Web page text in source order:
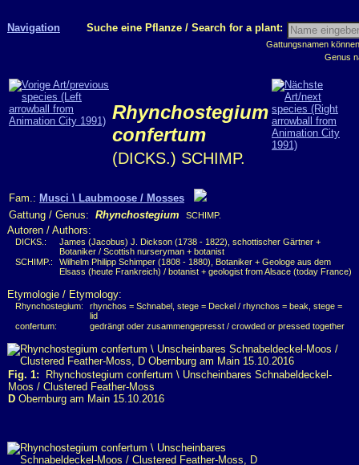
Navigation Suche eine Pflanze / Search for a plant:
Gattungsnamen
Genus
Rhynchostegium
confertum
(DICKS.) SCHIMP.
Fam.: Musci \ Laubmoose / Mosses
Gattung / Genus: Rhynchostegium SCHIMP.
Autoren / Authors:
DICKS.:
James (Jacobus) J. Dickson (1738 - 1822), schottischer Gärtner +
Botaniker / Scottish nurseryman + botanist
SCHIMP.:
Wilhelm Philipp Schimper (1808 - 1880), Botaniker + Geologe aus dem
Elsass (heute Frankreich) / botanist + geologist from Alsace (today France)
Etymologie / Etymology:
Rhynchostegium:
rhynchos = Schnabel, stege = Deckel / rhynchos = beak, stege =
lid
confertum:
gedrängt oder zusammengepresst / crowded or pressed together
Fig. 1: Rhynchostegium confertum \ Unscheinbares Schnabeldeckel-
Moos / Clustered Feather-Moss
D Obernburg am Main 15.10.2016